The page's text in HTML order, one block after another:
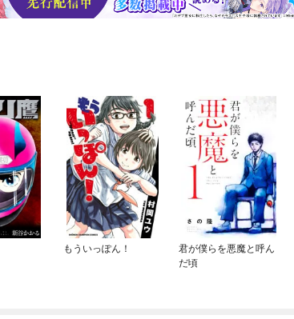
もういっぽん！
君が僕らを悪魔と呼ん
だ頃